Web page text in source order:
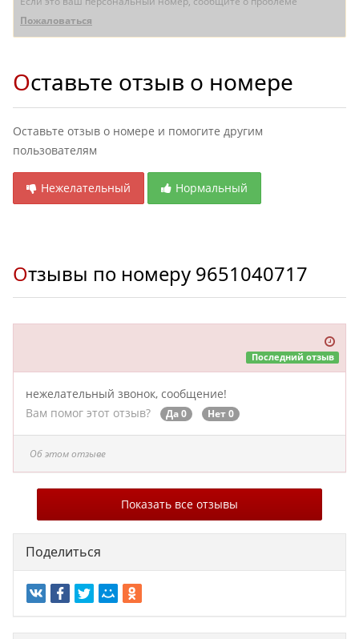
Пожаловаться
Оставьте отзыв о номере
Оставьте отзыв о номере и помогите другим
пользователям
Нежелательный Нормальный
Отзывы по номеру 9651040717
Последний отзыв
нежелательный звонок, сообщение!
Вам помог этот отзыв?
Да 0 Нет 0
Об этом отзыве
Показать все отзывы
Поделиться